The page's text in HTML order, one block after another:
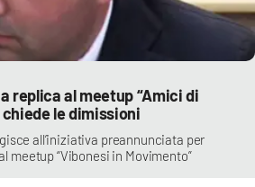
replica al meetup “Amici di
chiede le dimissioni
all’iniziativa preannunciata per
meetup “Vibonesi in Movimento”